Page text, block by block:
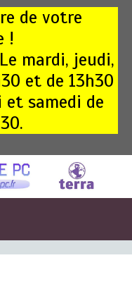
de votre
!
mardi, jeudi,
et de 13h30
et samedi de